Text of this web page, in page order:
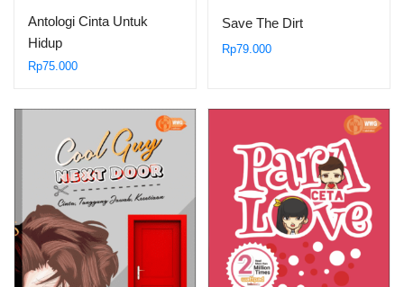
Antologi Cinta Untuk
Hidup
Rp75.000
Save The Dirt
Rp79.000